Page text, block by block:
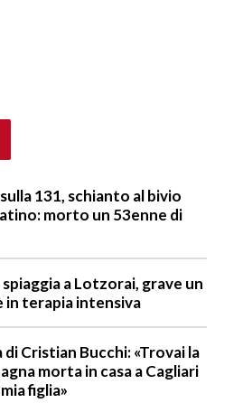
131, schianto al bivio
morto un 53enne di
a Lotzorai, grave un
in terapia intensiva
di Cristian Bucchi: «Trovai la
morta in casa a Cagliari
figlia»